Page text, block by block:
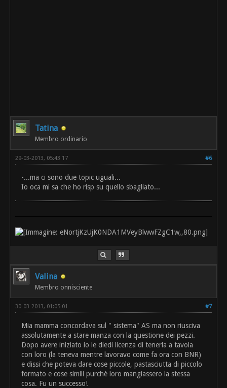
Tatina
Membro ordinario
#6
29-03-2013, 05:43 17
-...ma ci sono due topic uguali...
Io oca mi sa che ho risp su quello sbagliato...
Valina
Membro onnisciente
#7
30-03-2013, 01:05 01
Mia mamma concordava sul " sistema" AS ma non riusciva
assolutamente a stare manza con la questione dei pezzi.
Dopo avere iniziato io le diedi licenza di tenerla a tavola
con loro (la teneva mentre lavoravo come fa ora con BNR)
e dissi che poteva dare cose piccole, pastasciutta di piccolo
formato e cose simili purchè loro mangiassero la stessa
cosa. Fu un successo!